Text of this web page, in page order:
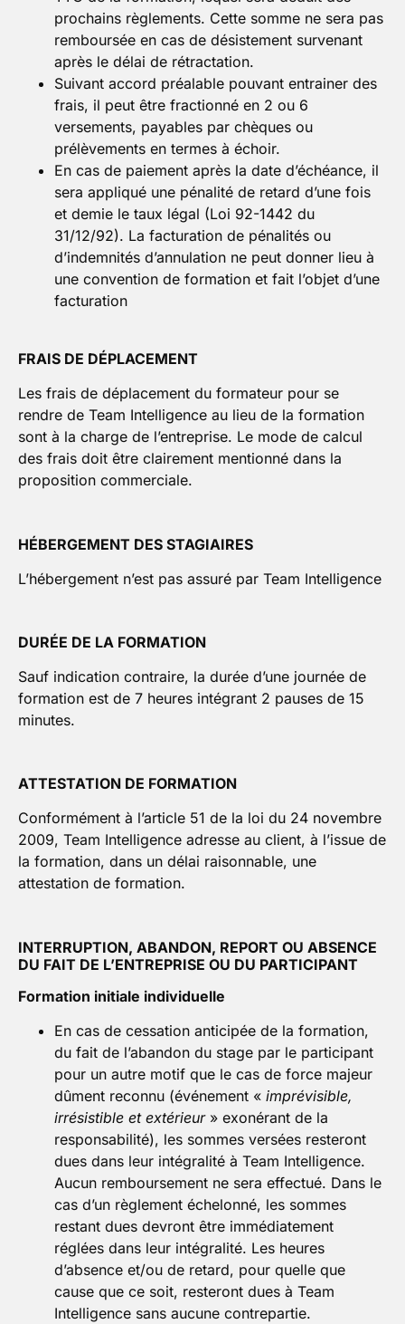
prochains règlements. Cette somme ne sera pas
remboursée en cas de désistement survenant
après le délai de rétractation.
Suivant accord préalable pouvant entrainer des
frais, il peut être fractionné en 2 ou 6
versements, payables par chèques ou
prélèvements en termes à échoir.
En cas de paiement après la date d’échéance, il
sera appliqué une pénalité de retard d’une fois
et demie le taux légal (Loi 92-1442 du
31/12/92). La facturation de pénalités ou
d’indemnités d’annulation ne peut donner lieu à
une convention de formation et fait l’objet d’une
facturation
FRAIS DE DÉPLACEMENT
Les frais de déplacement du formateur pour se
rendre de Team Intelligence au lieu de la formation
sont à la charge de l’entreprise. Le mode de calcul
des frais doit être clairement mentionné dans la
proposition commerciale.
HÉBERGEMENT DES STAGIAIRES
L’hébergement n’est pas assuré par Team Intelligence
DURÉE DE LA FORMATION
Sauf indication contraire, la durée d’une journée de
formation est de 7 heures intégrant 2 pauses de 15
minutes.
ATTESTATION DE FORMATION
Conformément à l’article 51 de la loi du 24 novembre
2009, Team Intelligence adresse au client, à l’issue de
la formation, dans un délai raisonnable, une
attestation de formation.
INTERRUPTION, ABANDON, REPORT OU ABSENCE
DU FAIT DE L’ENTREPRISE OU DU PARTICIPANT
Formation initiale individuelle
En cas de cessation anticipée de la formation,
du fait de l’abandon du stage par le participant
pour un autre motif que le cas de force majeur
dûment reconnu (événement « imprévisible,
irrésistible et extérieur » exonérant de la
responsabilité), les sommes versées resteront
dues dans leur intégralité à Team Intelligence.
Aucun remboursement ne sera effectué. Dans le
cas d’un règlement échelonné, les sommes
restant dues devront être immédiatement
réglées dans leur intégralité. Les heures
d’absence et/ou de retard, pour quelle que
cause que ce soit, resteront dues à Team
Intelligence sans aucune contrepartie.